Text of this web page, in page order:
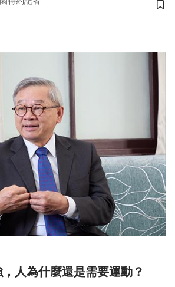
儲
人為什麼還是需要運動？